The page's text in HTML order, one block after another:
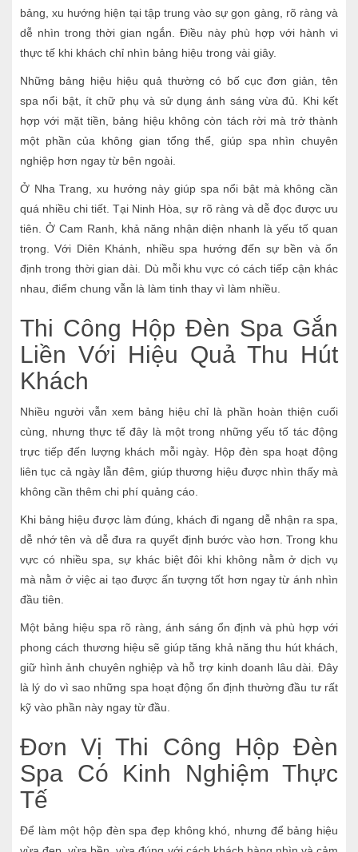
bảng, xu hướng hiện tại tập trung vào sự gọn gàng, rõ ràng và
dễ nhìn trong thời gian ngắn. Điều này phù hợp với hành vi
thực tế khi khách chỉ nhìn bảng hiệu trong vài giây.
Những bảng hiệu hiệu quả thường có bố cục đơn giản, tên
spa nổi bật, ít chữ phụ và sử dụng ánh sáng vừa đủ. Khi kết
hợp với mặt tiền, bảng hiệu không còn tách rời mà trở thành
một phần của không gian tổng thể, giúp spa nhìn chuyên
nghiệp hơn ngay từ bên ngoài.
Ở Nha Trang, xu hướng này giúp spa nổi bật mà không cần
quá nhiều chi tiết. Tại Ninh Hòa, sự rõ ràng và dễ đọc được ưu
tiên. Ở Cam Ranh, khả năng nhận diện nhanh là yếu tố quan
trọng. Với Diên Khánh, nhiều spa hướng đến sự bền và ổn
định trong thời gian dài. Dù mỗi khu vực có cách tiếp cận khác
nhau, điểm chung vẫn là làm tinh thay vì làm nhiều.
Thi Công Hộp Đèn Spa Gắn
Liền Với Hiệu Quả Thu Hút
Khách
Nhiều người vẫn xem bảng hiệu chỉ là phần hoàn thiện cuối
cùng, nhưng thực tế đây là một trong những yếu tố tác động
trực tiếp đến lượng khách mỗi ngày. Hộp đèn spa hoạt động
liên tục cả ngày lẫn đêm, giúp thương hiệu được nhìn thấy mà
không cần thêm chi phí quảng cáo.
Khi bảng hiệu được làm đúng, khách đi ngang dễ nhận ra spa,
dễ nhớ tên và dễ đưa ra quyết định bước vào hơn. Trong khu
vực có nhiều spa, sự khác biệt đôi khi không nằm ở dịch vụ
mà nằm ở việc ai tạo được ấn tượng tốt hơn ngay từ ánh nhìn
đầu tiên.
Một bảng hiệu spa rõ ràng, ánh sáng ổn định và phù hợp với
phong cách thương hiệu sẽ giúp tăng khả năng thu hút khách,
giữ hình ảnh chuyên nghiệp và hỗ trợ kinh doanh lâu dài. Đây
là lý do vì sao những spa hoạt động ổn định thường đầu tư rất
kỹ vào phần này ngay từ đầu.
Đơn Vị Thi Công Hộp Đèn
Spa Có Kinh Nghiệm Thực
Tế
Để làm một hộp đèn spa đẹp không khó, nhưng để bảng hiệu